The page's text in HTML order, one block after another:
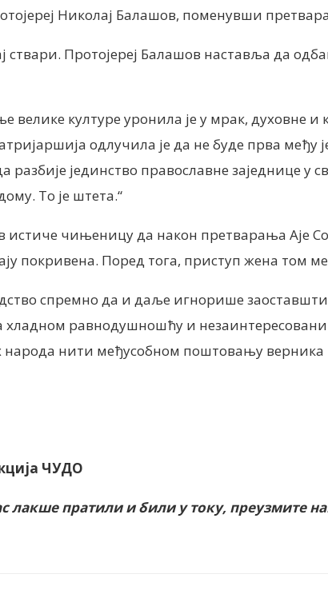
Николај Балашов, поменувши
ствари. Протојереј Балашов наставља да
културе уронила је у мрак, духовне
одлучила је да не буде прва
јединство православне заједнице у
То је штета.“
истиче чињеницу да након претварања Аје
покривена. Поред тога, приступ жена том
спремно да и даље игнорише
хладном равнодушношћу и
нити међусобном поштовању верника
ЧУДО
лакше пратили и били у току, преузмите